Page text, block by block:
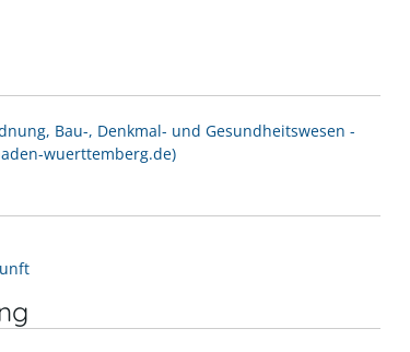
Bau-, Denkmal- und Gesundheitswesen -
wuerttemberg.de)